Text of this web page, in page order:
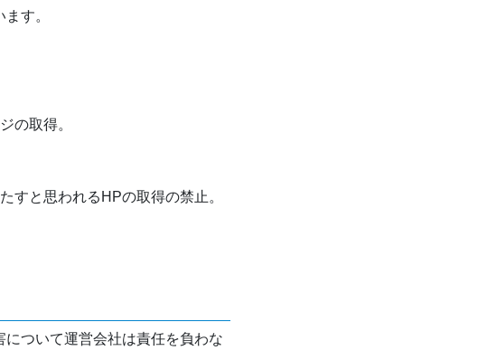
す。
の取得。
すと思われるHPの取得の禁止。
について運営会社は責任を負わな